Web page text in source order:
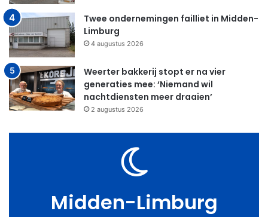
Twee ondernemingen failliet in Midden-
Limburg
4 augustus 2026
Weerter bakkerij stopt er na vier
generaties mee: ‘Niemand wil
nachtdiensten meer draaien’
2 augustus 2026
Midden-Limburg